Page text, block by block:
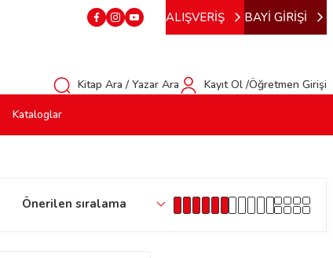
ALIŞVERİŞ BAYİ GİRİŞİ
Kitap Ara / Yazar Ara
Kayıt Ol /Öğretmen Girişi
Kataloglar